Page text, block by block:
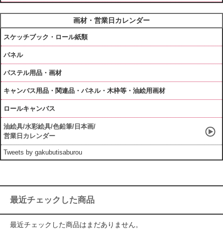
画材・営業日カレンダー
スケッチブック・ロール紙類
パネル
パステル用品・画材
キャンバス用品・関連品・パネル・木枠等・油絵用画材
ロールキャンバス
油絵具/水彩絵具/色鉛筆/日本画/
営業日カレンダー
Tweets by gakubutisaburou
最近チェックした商品
最近チェックした商品はまだありません。